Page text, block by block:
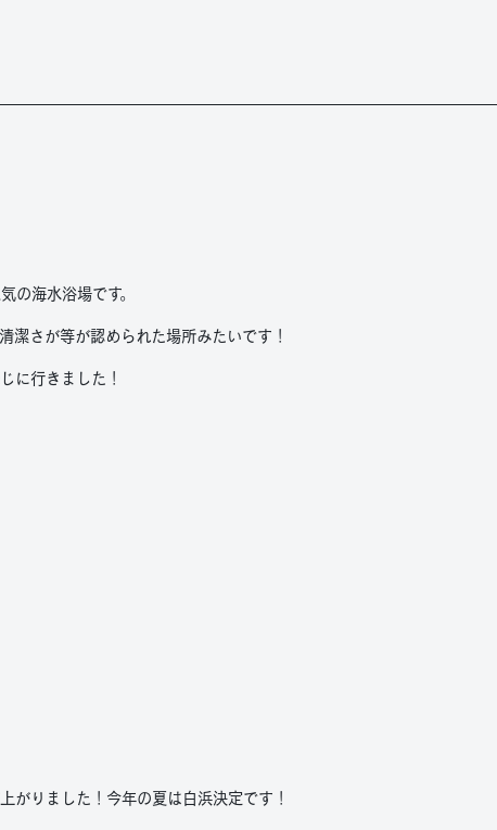
の海水浴場です。
潔さが等が認められた場所みたいです！
に行きました！
がりました！今年の夏は白浜決定です！